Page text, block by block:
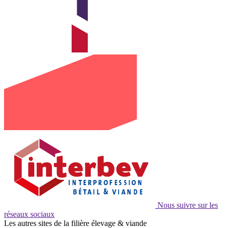
Nous suivre sur les
réseaux sociaux
Les autres sites de la filière élevage & viande